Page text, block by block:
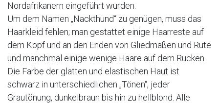
Nordafrikanern eingeführt wurden.
Um dem Namen „Nackthund“ zu genügen, muss das
Haarkleid fehlen; man gestattet einige Haarreste auf
dem Kopf und an den Enden von Gliedmaßen und Rute
und manchmal einige wenige Haare auf dem Rücken.
Die Farbe der glatten und elastischen Haut ist
schwarz in unterschiedlichen „Tönen“, jeder
Grautönung, dunkelbraun bis hin zu hellblond. Alle